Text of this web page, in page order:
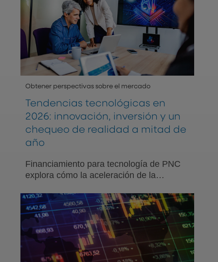
Obtener perspectivas sobre el mercado
Tendencias tecnológicas en
2026: innovación, inversión y un
chequeo de realidad a mitad de
año
Financiamiento para tecnología de PNC
explora cómo la aceleración de la
las dinámicas cambiantes del mercado
están definiendo al sector de tecnología
a mitad de año.